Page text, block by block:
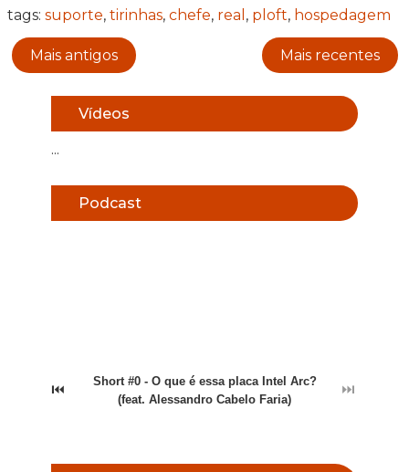
tags: suporte, tirinhas, chefe, real , ploft, hospedagem
Mais antigos Mais recentes
Vídeos
...
Podcast
⏮
Short #0 - O que é essa placa Intel Arc?
(feat. Alessandro Cabelo Faria)
⏭